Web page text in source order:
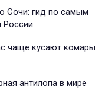
Сочи: гид по самым
чаще кусают комары
антилопа в мире